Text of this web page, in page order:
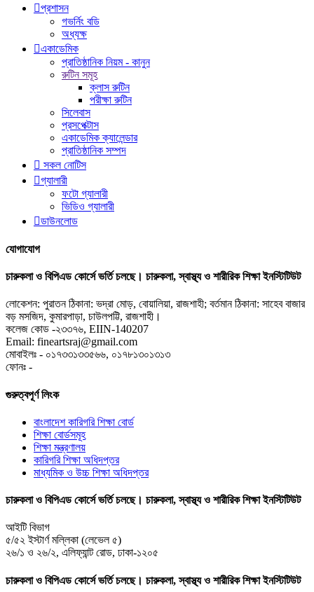
প্রশাসন
গভর্নিং বডি
অধ্যক্ষ
একাডেমিক
প্রাতিষ্ঠানিক নিয়ম - কানুন
রুটিন সমূহ
ক্লাস রুটিন
পরীক্ষা রুটিন
সিলেবাস
প্রসপেক্টাস
একাডেমিক ক্যালেন্ডার
প্রাতিষ্ঠানিক সম্পদ
 সকল নোটিস
গ্যালারী
ফটো গ্যালারী
ভিডিও গ্যালারী
ডাউনলোড
যোগাযোগ
চারুকলা ও বিপিএড কোর্সে ভর্তি চলছে। চারুকলা, স্বাস্থ্য ও শারীরিক শিক্ষা ইনস্টিটিউট
লোকেশন: পুরাতন ঠিকানা: ভদ্রা মোড়, বোয়ালিয়া, রাজশাহী; বর্তমান ঠিকানা: সাহেব বাজার
বড় মসজিদ, কুমারপাড়া, চাউলপট্টি, রাজশাহী।
কলেজ কোড -২৩৩৭৬, EIIN-140207
Email: fineartsraj@gmail.com
মোবাইলঃ - ০১৭৩৩১৩৩৫৬৬, ০১৭৮১৩০১৩১৩
ফোনঃ -
গুরুত্বপূর্ণ লিংক
বাংলাদেশ কারিগরি শিক্ষা বোর্ড
শিক্ষা বোর্ডসমূহ
শিক্ষা মন্ত্রণালয়
কারিগরি শিক্ষা অধিদপ্তর
মাধ্যমিক ও উচ্চ শিক্ষা অধিদপ্তর
চারুকলা ও বিপিএড কোর্সে ভর্তি চলছে। চারুকলা, স্বাস্থ্য ও শারীরিক শিক্ষা ইনস্টিটিউট
আইটি বিভাগ
৫/৫২ ইস্টার্ণ মল্লিকা (লেভেল ৫)
২৬/১ ও ২৬/২, এলিফ্যান্ট রোড, ঢাকা-১২০৫
চারুকলা ও বিপিএড কোর্সে ভর্তি চলছে। চারুকলা, স্বাস্থ্য ও শারীরিক শিক্ষা ইনস্টিটিউট